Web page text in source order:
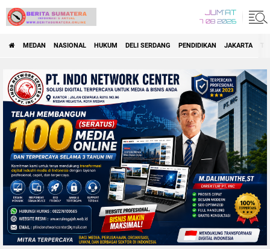
JUM'AT
7 08 2026
MEDAN NASIONAL HUKUM DELI SERDANG PENDIDIKAN JAKARTA